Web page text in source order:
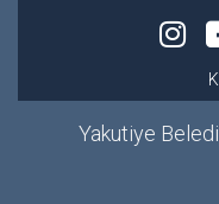
Yakutiye